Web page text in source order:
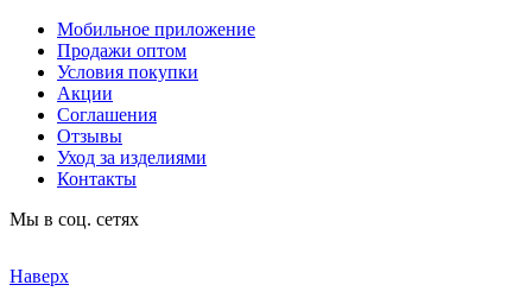
Мобильное приложение
Продажи оптом
Условия покупки
Акции
Соглашения
Отзывы
Уход за изделиями
Контакты
Мы в соц. сетях
Наверх